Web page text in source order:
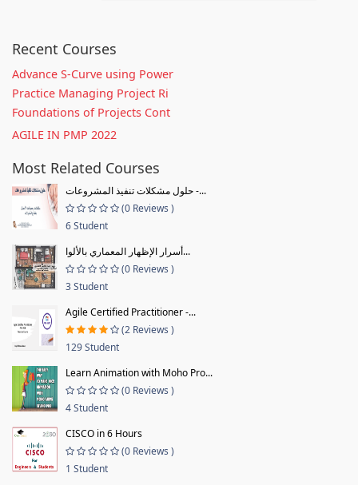
Recent Courses
Advance S-Curve using Power
Practice Managing Project Ri
Foundations of Projects Cont
AGILE IN PMP 2022
Most Related Courses
حلول مشكلات تنفيذ المشروعات -...
(0 Reviews )
6 Student
أسرار الإظهار المعماري بالألوا...
(0 Reviews )
3 Student
Agile Certified Practitioner -...
(2 Reviews )
129 Student
Learn Animation with Moho Pro...
(0 Reviews )
4 Student
CISCO in 6 Hours
(0 Reviews )
1 Student